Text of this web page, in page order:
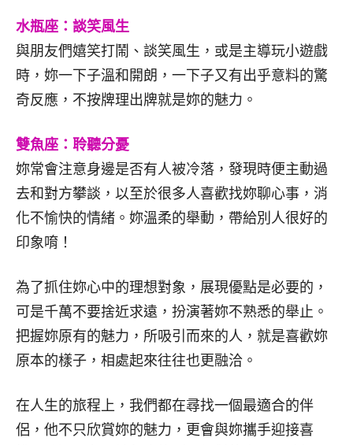
水瓶座：談笑風生
與朋友們嬉笑打鬧、談笑風生，或是主導玩小遊戲
時，妳一下子溫和開朗，一下子又有出乎意料的驚
奇反應，不按牌理出牌就是妳的魅力。
雙魚座：聆聽分憂
妳常會注意身邊是否有人被冷落，發現時便主動過
去和對方攀談，以至於很多人喜歡找妳聊心事，消
化不愉快的情緒。妳溫柔的舉動，帶給別人很好的
印象唷！
為了抓住妳心中的理想對象，展現優點是必要的，
可是千萬不要捨近求遠，扮演著妳不熟悉的舉止。
把握妳原有的魅力，所吸引而來的人，就是喜歡妳
原本的樣子，相處起來往往也更融洽。
在人生的旅程上，我們都在尋找一個最適合的伴
侶，他不只欣賞妳的魅力，更會與妳攜手迎接喜